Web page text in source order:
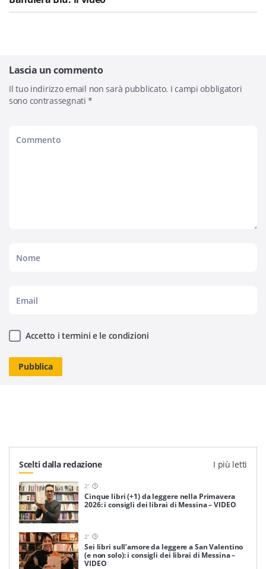
Lascia un commento
Il tuo indirizzo email non sarà pubblicato. I campi obbligatori
sono contrassegnati*
Accetto i termini e le condizioni
Scelti dalla redazione I più letti
2'
Cinque libri (+1) da leggere nella Primavera
2026: i consigli dei librai di Messina – VIDEO
2'
Sei libri sull’amore da leggere a San Valentino
(e non solo): i consigli dei librai di Messina –
VIDEO